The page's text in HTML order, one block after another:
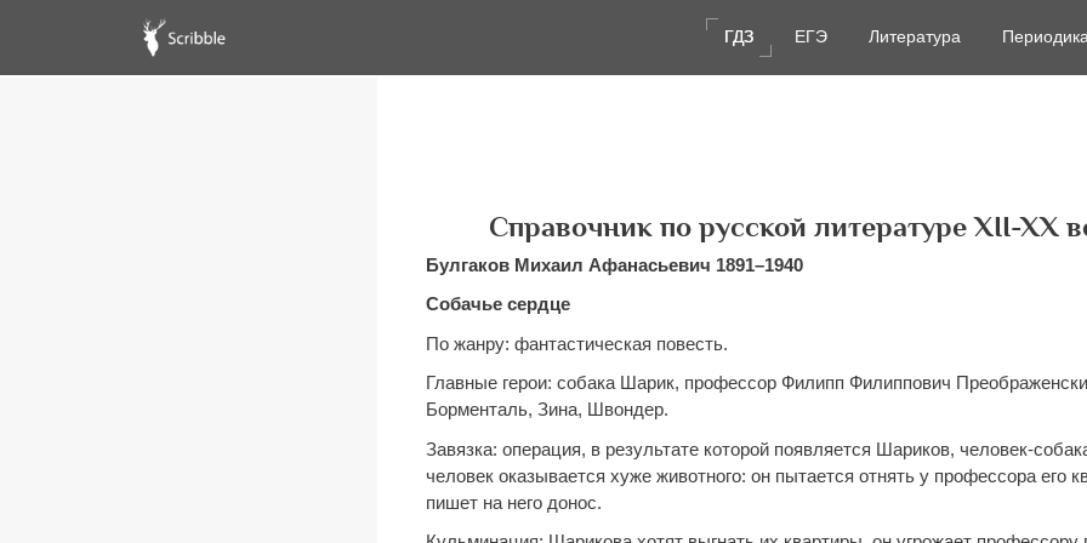
ГДЗ
ГДЗ ЕГЭ
ЕГЭ Литература
Литература
Справочник по русской литературе XII-XX
Булгаков Михаил Афанасьевич 1891–1940
Собачье сердце
По жанру: фантастическая повесть.
Главные герои: собака Шарик, профессор Филипп Филиппович
Борменталь, Зина, Швондер.
Завязка: операция, в результате которой появляется Шариков, человек-
человек оказывается хуже животного: он пытается отнять у профессора его
пишет на него донос.